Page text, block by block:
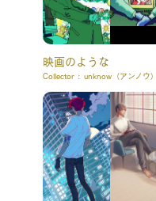
映画のような
Collector : unknow（アンノウ）